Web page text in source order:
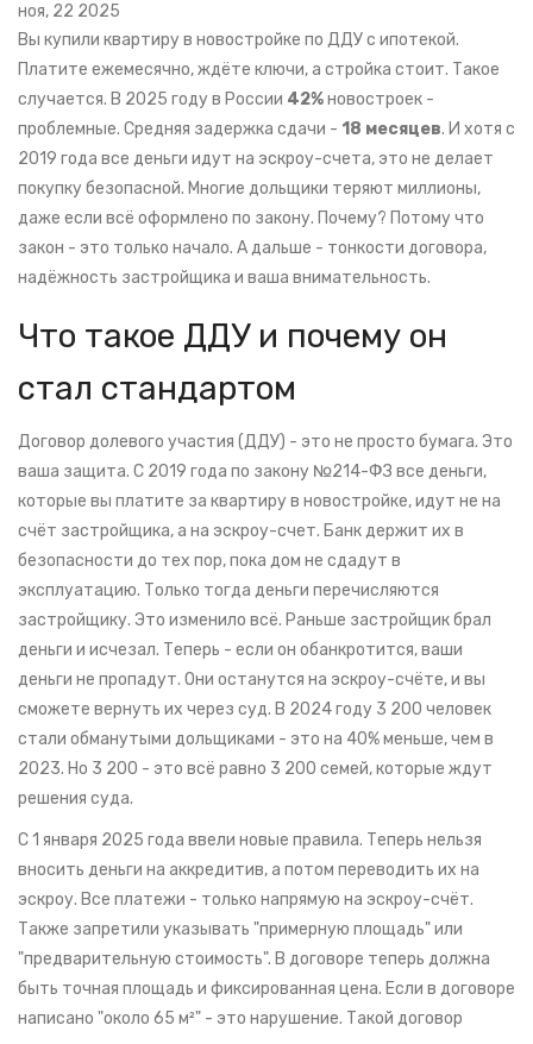
ноя, 22 2025
Вы купили квартиру в новостройке по ДДУ с ипотекой.
Платите ежемесячно, ждёте ключи, а стройка стоит. Такое
случается. В 2025 году в России 42%новостроек -
проблемные. Средняя задержка сдачи - 18 месяцев. И хотя с
2019 года все деньги идут на эскроу-счета, это не делает
покупку безопасной. Многие дольщики теряют миллионы,
даже если всё оформлено по закону. Почему? Потому что
закон - это только начало. А дальше - тонкости договора,
надёжность застройщика и ваша внимательность.
Что такое ДДУ и почему он
стал стандартом
Договор долевого участия (ДДУ) - это не просто бумага. Это
ваша защита. С 2019 года по закону №214-ФЗ все деньги,
которые вы платите за квартиру в новостройке, идут не на
счёт застройщика, а на эскроу-счет. Банк держит их в
безопасности до тех пор, пока дом не сдадут в
эксплуатацию. Только тогда деньги перечисляются
застройщику. Это изменило всё. Раньше застройщик брал
деньги и исчезал. Теперь - если он обанкротится, ваши
деньги не пропадут. Они останутся на эскроу-счёте, и вы
сможете вернуть их через суд. В 2024 году 3 200 человек
стали обманутыми дольщиками - это на 40% меньше, чем в
2023. Но 3 200 - это всё равно 3 200 семей, которые ждут
решения суда.
С 1 января 2025 года ввели новые правила. Теперь нельзя
вносить деньги на аккредитив, а потом переводить их на
эскроу. Все платежи - только напрямую на эскроу-счёт.
Также запретили указывать "примерную площадь" или
"предварительную стоимость". В договоре теперь должна
быть точная площадь и фиксированная цена. Если в договоре
написано "около 65 м²" - это нарушение. Такой договор